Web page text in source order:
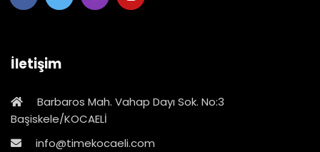
İletişim
Barbaros Mah. Vahap Dayı Sok. No:3
Başiskele/KOCAELİ
info@timekocaeli.com